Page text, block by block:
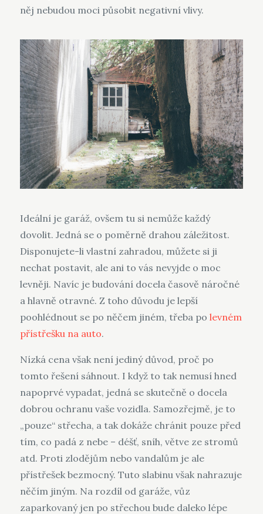
něj nebudou moci působit negativní vlivy.
Ideální je garáž, ovšem tu si nemůže každý
dovolit. Jedná se o poměrně drahou záležitost.
Disponujete-li vlastní zahradou, můžete si ji
nechat postavit, ale ani to vás nevyjde o moc
levněji. Navíc je budování docela časově náročné
a hlavně otravné. Z toho důvodu je lepší
poohlédnout se po něčem jiném, třeba po levném
přístřešku na auto.
Nízká cena však není jediný důvod, proč po
tomto řešení sáhnout. I když to tak nemusí hned
napoprvé vypadat, jedná se skutečně o docela
dobrou ochranu vaše vozidla. Samozřejmě, je to
„pouze“ střecha, a tak dokáže chránit pouze před
tím, co padá z nebe – déšť, sníh, větve ze stromů
atd. Proti zlodějům nebo vandalům je ale
přístřešek bezmocný. Tuto slabinu však nahrazuje
něčím jiným. Na rozdíl od garáže, vůz
zaparkovaný jen po střechou bude daleko lépe